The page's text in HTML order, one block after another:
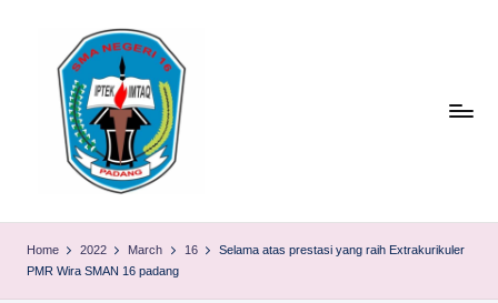
M
A
Home 2022 March 16
Selama atas prestasi yang raih Extrakurikuler
PMR Wira SMAN 16 padang